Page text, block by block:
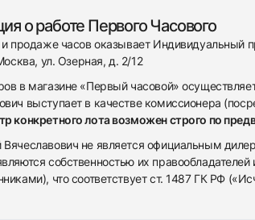
о работе Первого Часового
и продаже часов оказывает
ул. Озерная, д. 2/12
в магазине «Первый часовой»
выступает в качестве комиссионера
конкретного лота возможен строго по
Вячеславович не является официальным
собственностью их
что соответствует ст. 1487 ГК РФ